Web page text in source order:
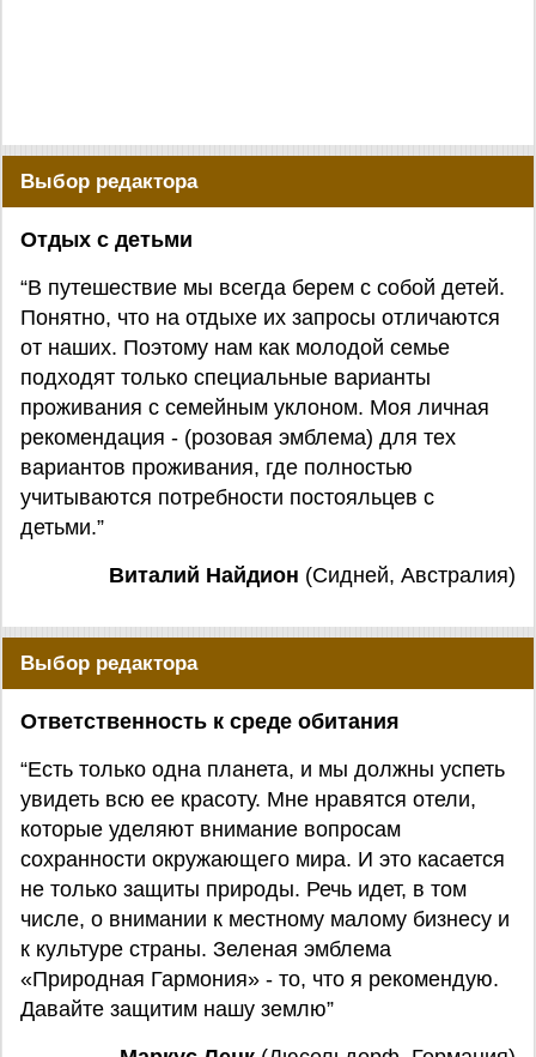
Выбор редактора
Отдых с детьми
“В путешествие мы всегда берем с собой детей.
Понятно, что на отдыхе их запросы отличаются
от наших. Поэтому нам как молодой семье
подходят только специальные варианты
проживания с семейным уклоном. Моя личная
рекомендация - (розовая эмблема) для тех
вариантов проживания, где полностью
учитываются потребности постояльцев с
детьми.”
Виталий Найдион (Сидней, Австралия)
Выбор редактора
Ответственность к среде обитания
“Есть только одна планета, и мы должны успеть
увидеть всю ее красоту. Мне нравятся отели,
которые уделяют внимание вопросам
сохранности окружающего мира. И это касается
не только защиты природы. Речь идет, в том
числе, о внимании к местному малому бизнесу и
к культуре страны. Зеленая эмблема
«Природная Гармония» - то, что я рекомендую.
Давайте защитим нашу землю”